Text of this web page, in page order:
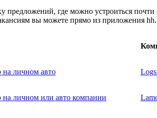
предложений, где можно устроиться
вы можете прямо из приложения
на личном авто
на личном или авто компании